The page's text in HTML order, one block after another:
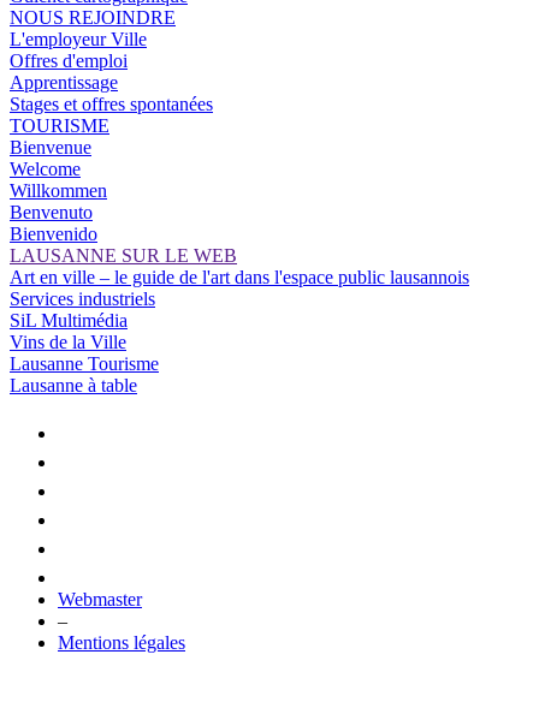
NOUS REJOINDRE
L'employeur Ville
Offres d'emploi
Apprentissage
Stages et offres spontanées
TOURISME
Bienvenue
Welcome
Willkommen
Benvenuto
Bienvenido
LAUSANNE SUR LE WEB
Art en ville – le guide de l'art dans l'espace public lausannois
Services industriels
SiL Multimédia
Vins de la Ville
Lausanne Tourisme
Lausanne à table
Webmaster
–
Mentions légales